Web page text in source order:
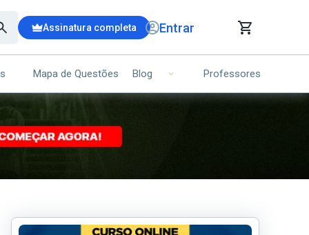
Assinatura completa Entrar
DE COMPRAS
(00)
Seu carrinho ainda está vazio.
Mapa de Questões Blog Professores